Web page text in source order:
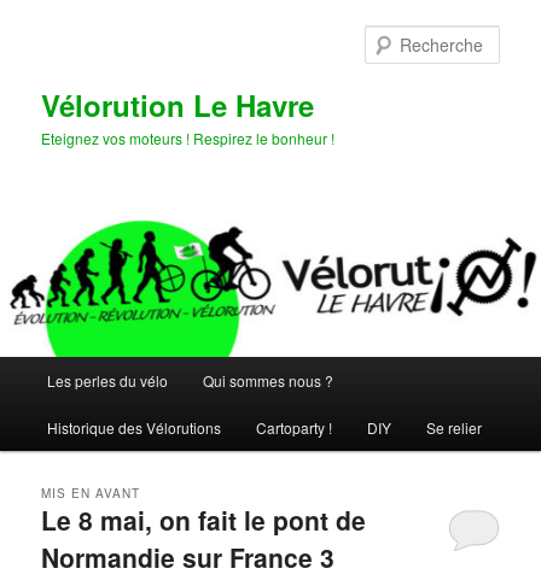
Vélorution Le Havre
Eteignez vos moteurs ! Respirez le bonheur !
principal
Les perles du vélo Qui sommes nous ?
Historique des Vélorutions Cartoparty ! DIY Se relier
Le 8 mai, on fait le pont de
Normandie sur France 3
MIS EN AVANT